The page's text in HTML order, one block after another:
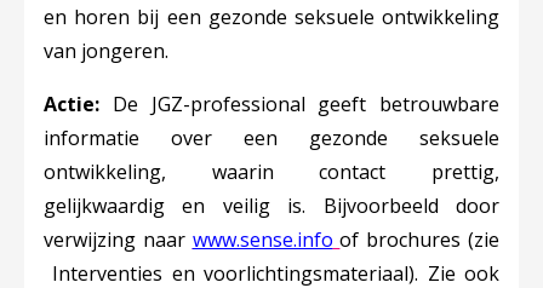
en horen bij een gezonde seksuele ontwikkeling
van jongeren.
Actie: De JGZ-professional geeft betrouwbare
informatie over een gezonde seksuele
ontwikkeling, waarin contact prettig,
gelijkwaardig en veilig is. Bijvoorbeeld door
verwijzing naar www.sense.info Deze linkt opent in
of brochures (zie
Interventies en voorlichtingsmateriaal). Zie ook